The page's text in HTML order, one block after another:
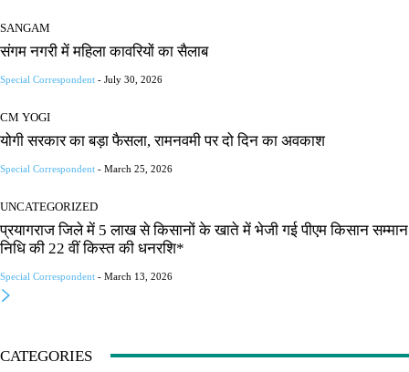
SANGAM
संगम नगरी में महिला कावरियों का सैलाब
Special Correspondent - July 30, 2026
CM YOGI
योगी सरकार का बड़ा फैसला, रामनवमी पर दो दिन का अवकाश
Special Correspondent - March 25, 2026
UNCATEGORIZED
प्रयागराज जिले में 5 लाख से किसानों के खाते में भेजी गई पीएम किसान सम्मान
निधि की 22 वीं किस्त की धनरशि*
Special Correspondent - March 13, 2026
CATEGORIES